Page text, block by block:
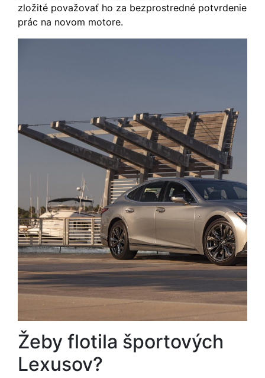
zložité považovať ho za bezprostredné potvrdenie
prác na novom motore.
Žeby flotila športových
Lexusov?